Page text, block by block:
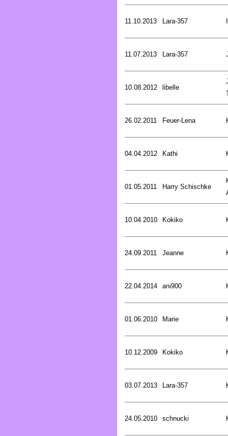
11.10.2013 Lara-357
11.07.2013 Lara-357
10.08.2012 libelle
26.02.2011 Feuer-Lena
04.04.2012 Kathi
01.05.2011 Harry Schischke
10.04.2010 Kokiko
24.09.2011 Jeanne
22.04.2014 ani900
01.06.2010 Marie
10.12.2009 Kokiko
03.07.2013 Lara-357
24.05.2010 schnucki